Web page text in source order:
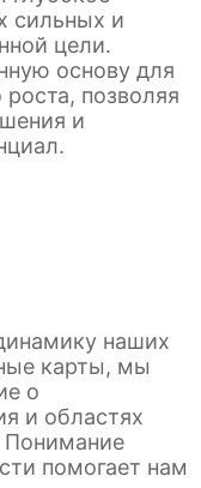
сильных и
цели.
основу для
позволяя
и
наших
карты, мы
о
и областях
Понимание
помогает нам